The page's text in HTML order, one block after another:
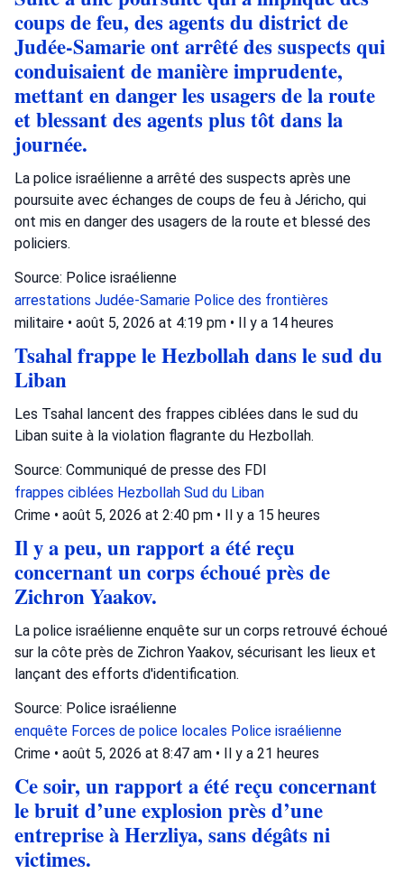
coups de feu, des agents du district de
Judée-Samarie ont arrêté des suspects qui
conduisaient de manière imprudente,
mettant en danger les usagers de la route
et blessant des agents plus tôt dans la
journée.
La police israélienne a arrêté des suspects après une
poursuite avec échanges de coups de feu à Jéricho, qui
ont mis en danger des usagers de la route et blessé des
policiers.
Source: Police israélienne
arrestations Judée-Samarie Police des frontières
militaire • août 5, 2026 at 4:19 pm • Il y a 14 heures
Tsahal frappe le Hezbollah dans le sud du
Liban
Les Tsahal lancent des frappes ciblées dans le sud du
Liban suite à la violation flagrante du Hezbollah.
Source: Communiqué de presse des FDI
frappes ciblées Hezbollah Sud du Liban
Crime • août 5, 2026 at 2:40 pm • Il y a 15 heures
Il y a peu, un rapport a été reçu
concernant un corps échoué près de
Zichron Yaakov.
La police israélienne enquête sur un corps retrouvé échoué
sur la côte près de Zichron Yaakov, sécurisant les lieux et
lançant des efforts d'identification.
Source: Police israélienne
enquête Forces de police locales Police israélienne
Crime • août 5, 2026 at 8:47 am • Il y a 21 heures
Ce soir, un rapport a été reçu concernant
le bruit d’une explosion près d’une
entreprise à Herzliya, sans dégâts ni
victimes.